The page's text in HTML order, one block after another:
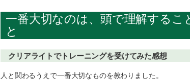
一番大切なのは、頭で理解するこ
と
クリアライトでトレーニングを受けてみた感想
人と関わるうえで一番大切なものを教わりました。